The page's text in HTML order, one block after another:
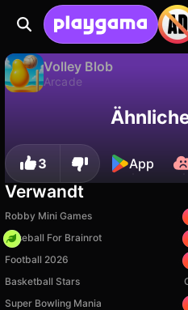
Volley Blob
Arcade
3 App
Verwandt
Robby Mini Games
Baseball For Brainrot
Football 2026
Basketball Stars
Super Bowling Mania